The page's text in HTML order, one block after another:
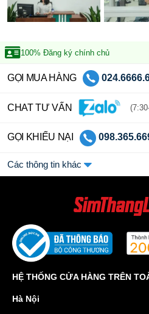
100% Đăng ký chính chủ
GỌI MUA HÀNG
CHAT TƯ VẤN
GỌI KHIẾU NẠI
Các thông tin khác
HỆ THỐNG CỬA HÀNG TRÊN
Hà Nội